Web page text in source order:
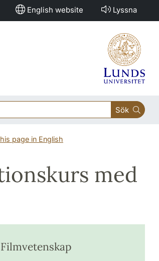
English website Lyssna
Sök
page in English
med
Filmvetenskap